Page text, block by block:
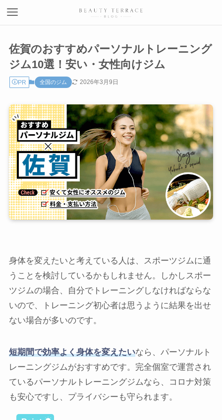
佐賀のおすすめパーソナルトレーニング
ジム10選！安い・女性向けジム
PR 全国のジム 2026年3月9日
身体を変えたいと考えている人は、スポーツジムに通
うことを検討しているかもしれません。しかしスポー
ツジムの場合、自分でトレーニングしなければならな
いので、トレーニング初心者は思うように結果を出せ
ない場合が多いのです。
短期間で効率よく身体を変えたいなら、パーソナルト
レーニングジムがおすすめです。完全個室で運営され
ているパーソナルトレーニングジムなら、コロナ対策
も安心ですし、プライバシーも守られます。